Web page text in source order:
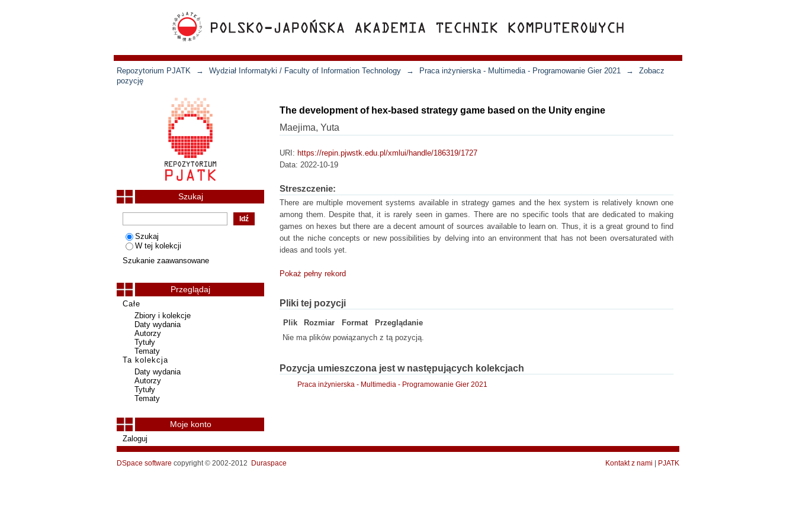
Repozytorium PJATK → Wydział Informatyki / Faculty of Information Technology → Praca inżynierska - Multimedia - Programowanie Gier 2021 →
Zobacz
pozycję
The development of hex-based strategy game based on the Unity engine
Maejima, Yuta
URI: https://repin.pjwstk.edu.pl/xmlui/handle/186319/1727
Data: 2022-10-19
Streszczenie:
There are multiple movement systems available in strategy games and the hex system is relatively known one
among them. Despite that, it is rarely seen in games. There are no specific tools that are dedicated to making
games on hexes but there are a decent amount of sources available to learn on. Thus, it is a great ground to find
out the niche concepts or new possibilities by delving into an environment that has not been oversaturated with
ideas and tools yet.
Pokaż pełny rekord
Pliki tej pozycji
Plik Rozmiar Format
Przeglądanie
Nie ma plików powiązanych z tą pozycją.
Pozycja umieszczona jest w następujących kolekcjach
Praca inżynierska - Multimedia - Programowanie Gier 2021
Szukaj
Szukaj
W tej kolekcji
Szukanie zaawansowane
Przeglądaj
Całe
Zbiory i kolekcje
Daty wydania
Autorzy
Tytuły
Tematy
Ta kolekcja
Daty wydania
Autorzy
Tytuły
Tematy
Moje konto
Zaloguj
DSpace software copyright © 2002-2012 Duraspace Kontakt z nami PJATK